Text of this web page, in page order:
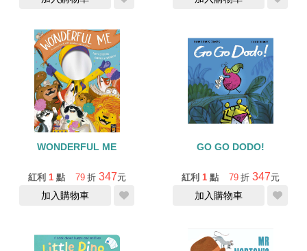
WONDERFUL ME
紅利 1 點 79 折 347元
加入購物車
GO GO DODO!
紅利 1 點 79 折 347元
加入購物車